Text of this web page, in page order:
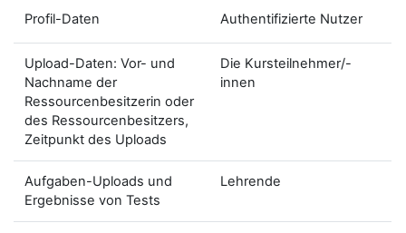
Profil-Daten Authentifizierte Nutzer
Upload-Daten: Vor- und
Nachname der
Ressourcenbesitzerin oder
des Ressourcenbesitzers,
Zeitpunkt des Uploads
Die Kursteilnehmer/-
innen
Aufgaben-Uploads und
Ergebnisse von Tests
Lehrende